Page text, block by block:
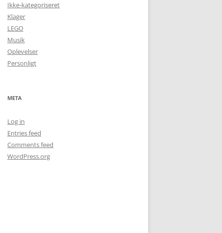
Ikke-kategoriseret
Klager
LEGO
Musik
Oplevelser
Personligt
META
Log in
Entries feed
Comments feed
WordPress.org